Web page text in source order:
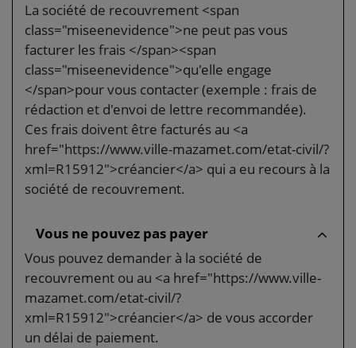
La société de recouvrement <span
class="miseenevidence">ne peut pas vous
facturer les frais </span><span
class="miseenevidence">qu'elle engage
</span>pour vous contacter (exemple : frais de
rédaction et d'envoi de lettre recommandée).
Ces frais doivent être facturés au <a
href="https://www.ville-mazamet.com/etat-civil/?
xml=R15912">créancier</a> qui a eu recours à la
société de recouvrement.
Vous ne pouvez pas payer
Vous pouvez demander à la société de
recouvrement ou au <a href="https://www.ville-
mazamet.com/etat-civil/?
xml=R15912">créancier</a> de vous accorder
un délai de paiement.